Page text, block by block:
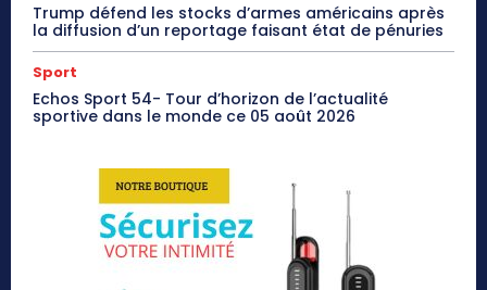
Trump défend les stocks d’armes américains après
la diffusion d’un reportage faisant état de pénuries
Sport
Echos Sport 54- Tour d’horizon de l’actualité
sportive dans le monde ce 05 août 2026